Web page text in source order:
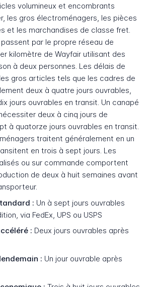
volumineux et encombrants
les gros électroménagers, les pièces
et les marchandises de classe fret.
par le propre réseau de
kilomètre de Wayfair utilisant des
à deux personnes. Les délais de
gros articles tels que les cadres de
deux à quatre jours ouvrables,
jours ouvrables en transit. Un canapé
deux à cinq jours de
à quatorze jours ouvrables en transit.
traitent généralement en un
en trois à sept jours. Les
ou sur commande comportent
de deux à huit semaines avant
: Un à sept jours ouvrables
via FedEx, UPS ou USPS
: Deux jours ouvrables après
: Un jour ouvrable après